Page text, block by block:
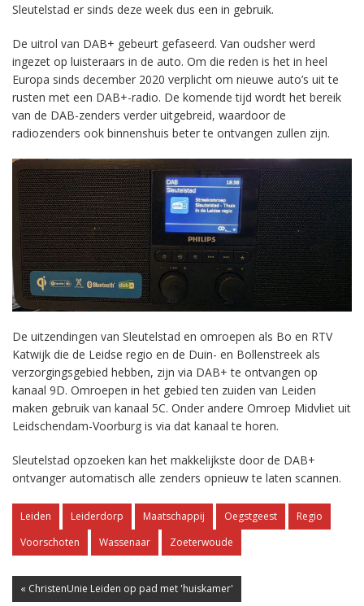
Sleutelstad er sinds deze week dus een in gebruik.
De uitrol van DAB+ gebeurt gefaseerd. Van oudsher werd
ingezet op luisteraars in de auto. Om die reden is het in heel
Europa sinds december 2020 verplicht om nieuwe auto’s uit te
rusten met een DAB+-radio. De komende tijd wordt het bereik
van de DAB-zenders verder uitgebreid, waardoor de
radiozenders ook binnenshuis beter te ontvangen zullen zijn.
De uitzendingen van Sleutelstad en omroepen als Bo en RTV
Katwijk die de Leidse regio en de Duin- en Bollenstreek als
verzorgingsgebied hebben, zijn via DAB+ te ontvangen op
kanaal 9D. Omroepen in het gebied ten zuiden van Leiden
maken gebruik van kanaal 5C. Onder andere Omroep Midvliet uit
Leidschendam-Voorburg is via dat kanaal te horen.
Sleutelstad opzoeken kan het makkelijkste door de DAB+
ontvanger automatisch alle zenders opnieuw te laten scannen.
Leiden Leiderdorp Maatschappij Oegstgeest
Regio
Voorschoten
Wassenaar Zoeterwoude
« ChristenUnie Leiden op pad met 'huiskamer'